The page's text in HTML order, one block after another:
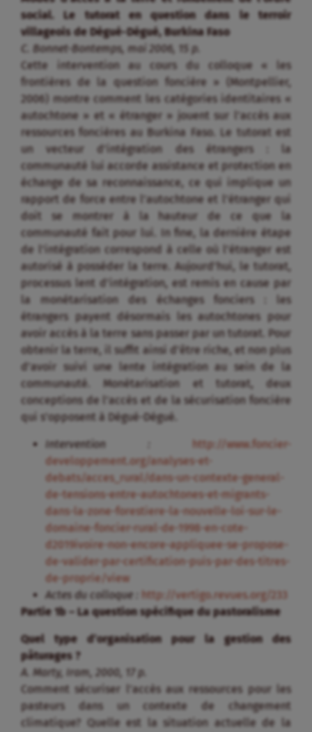
social. Le tutorat en question dans le terroir
villageois de Dégué-Dégué, Burkina Faso
C. Bonnet-Bontemps, mai 2006, 15 p.
Cette intervention au cours du colloque « les
frontières de la question foncière » (Montpellier,
2006) montre comment les catégories identitaires «
autochtone » et « étranger » jouent sur l’accès aux
ressources foncières au Burkina Faso. Le tutorat est
un vecteur d’intégration des étrangers : la
communauté lui accorde assistance et protection en
échange de sa reconnaissance, ce qui implique un
rapport de force entre l’autochtone et l’étranger qui
doit se montrer à la hauteur de ce que la
communauté fait pour lui. In fine, la dernière étape
de l’intégration correspond à celle où l’étranger est
autorisé à posséder la terre. Aujourd’hui, le tutorat,
processus lent d’intégration, est remis en cause par
la monétarisation des échanges fonciers : les
étrangers payent désormais les autochtones pour
avoir accès à la terre sans passer par un tutorat. Pour
obtenir la terre, il suffit ainsi d’être riche, et non plus
d’avoir suivi une lente intégration au sein de la
communauté. Monétarisation et tutorat, deux
conceptions de l’accès et de la sécurisation foncière
qui s’opposent à Dégué-Dégué.
Intervention :
http://www.foncier-
developpement.org/analyses-et-
debats/acces_rural/dans-un-contexte-general-
de-tensions-entre-autochtones-et-migrants-
dans-la-zone-forestiere-la-nouvelle-loi-sur-le-
domaine-foncier-rural-de-1998-en-cote-
d2019ivoire-non-encore-appliquee-se-propose-
de-valider-par-certification-puis-par-des-titres-
de-proprie/view
Actes du colloque :
http://vertigo.revues.org/233
Partie 1b – La question spécifique du pastoralisme
Quel type d’organisation pour la gestion des
pâturages ?
A. Marty, Iram, 2000, 17 p.
Comment sécuriser l’accès aux ressources pour les
pasteurs dans un contexte de changement
climatique? Quelle est la situation actuelle de la